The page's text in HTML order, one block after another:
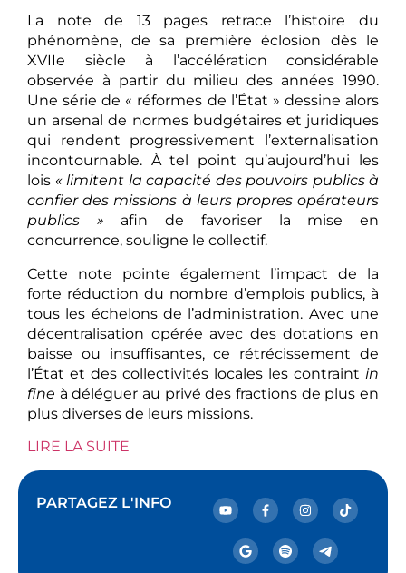
La note de 13 pages retrace l’histoire du
phénomène, de sa première éclosion dès le
XVIIe siècle à l’accélération considérable
observée à partir du milieu des années 1990.
Une série de « réformes de l’État » dessine alors
un arsenal de normes budgétaires et juridiques
qui rendent progressivement l’externalisation
incontournable. À tel point qu’aujourd’hui les
lois « limitent la capacité des pouvoirs publics à
confier des missions à leurs propres opérateurs
publics » afin de favoriser la mise en
concurrence, souligne le collectif.
Cette note pointe également l’impact de la
forte réduction du nombre d’emplois publics, à
tous les échelons de l’administration. Avec une
décentralisation opérée avec des dotations en
baisse ou insuffisantes, ce rétrécissement de
l’État et des collectivités locales les contraint in
fine à déléguer au privé des fractions de plus en
plus diverses de leurs missions.
LIRE LA SUITE
PARTAGEZ L'INFO